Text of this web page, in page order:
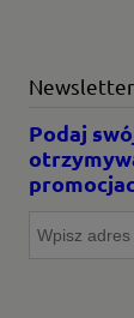
Newsletter
Podaj